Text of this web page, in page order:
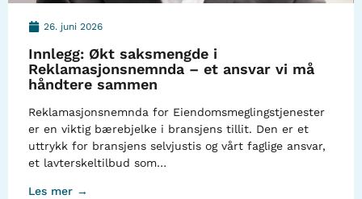
26. juni 2026
Innlegg: Økt saksmengde i
Reklamasjonsnemnda – et ansvar vi må
håndtere sammen
Reklamasjonsnemnda for Eiendomsmeglingstjenester
er en viktig bærebjelke i bransjens tillit. Den er et
uttrykk for bransjens selvjustis og vårt faglige ansvar,
et lavterskeltilbud som…
Les mer →